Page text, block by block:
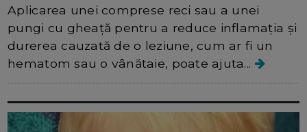
Aplicarea unei comprese reci sau a unei
pungi cu gheață pentru a reduce inflamația și
durerea cauzată de o leziune, cum ar fi un
hematom sau o vânătaie, poate ajuta...